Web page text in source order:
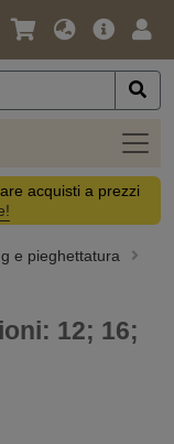
Lingua
Valuta
Offerta
acquisti a prezzi
e pieghettatura
12; 16;